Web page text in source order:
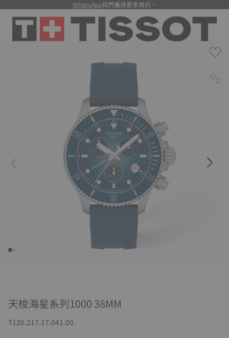
WhatsApp我們獲得更多資訊。
天梭海星系列1000 38MM
T120.217.17.041.00